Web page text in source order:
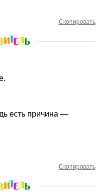
Скопировать
есть причина —
Скопировать